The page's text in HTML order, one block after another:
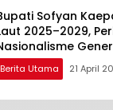
Sofyan
2025–2029,
Berita Utama 21 April